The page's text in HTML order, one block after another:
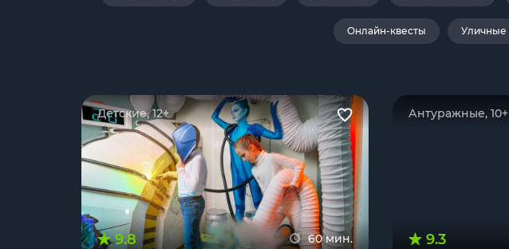
Онлайн-квесты Уличные
Детские, 12+
9.8 60 мин.
Антуражные, 10+
9.3